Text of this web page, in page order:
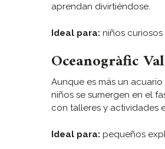
aprendan divirtiéndose.
Ideal para: niños
Oceanogràfic
Aunque es más un
niños se sumergen en el
con talleres y actividades
Ideal para: pequeños